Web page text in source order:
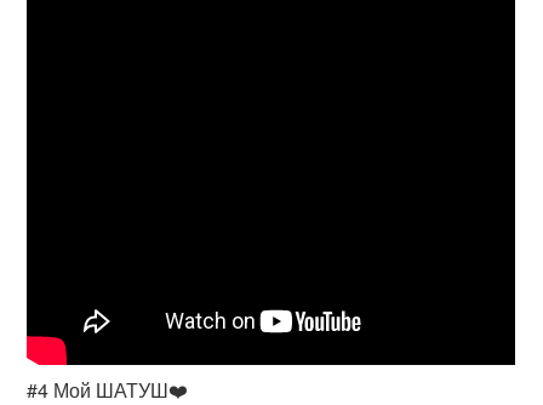
#4 Мой ШАТУШ❤️